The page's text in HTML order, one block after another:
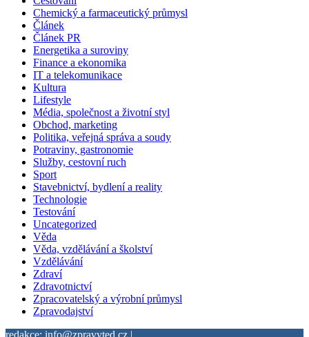
Chemický a farmaceutický průmysl
Článek
Článek PR
Energetika a suroviny
Finance a ekonomika
IT a telekomunikace
Kultura
Lifestyle
Média, společnost a životní styl
Obchod, marketing
Politika, veřejná správa a soudy
Potraviny, gastronomie
Služby, cestovní ruch
Sport
Stavebnictví, bydlení a reality
Technologie
Testování
Uncategorized
Věda
Věda, vzdělávání a školství
Vzdělávání
Zdraví
Zdravotnictví
Zpracovatelský a výrobní průmysl
Zpravodajství